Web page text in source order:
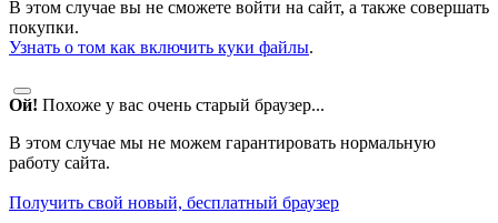
В этом случае вы не сможете войти на сайт, а также совершать
покупки.
Узнать о том как включить куки файлы.
Ой! Похоже у вас очень старый браузер...
В этом случае мы не можем гарантировать нормальную
работу сайта.
Получить свой новый, бесплатный браузер